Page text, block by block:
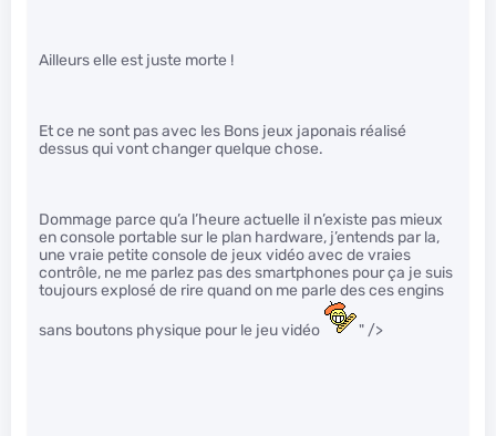
Ailleurs elle est juste morte !
Et ce ne sont pas avec les Bons jeux japonais réalisé
dessus qui vont changer quelque chose.
Dommage parce qu’a l’heure actuelle il n’existe pas mieux
en console portable sur le plan hardware, j’entends par la,
une vraie petite console de jeux vidéo avec de vraies
contrôle, ne me parlez pas des smartphones pour ça je suis
toujours explosé de rire quand on me parle des ces engins
sans boutons physique pour le jeu vidéo " />